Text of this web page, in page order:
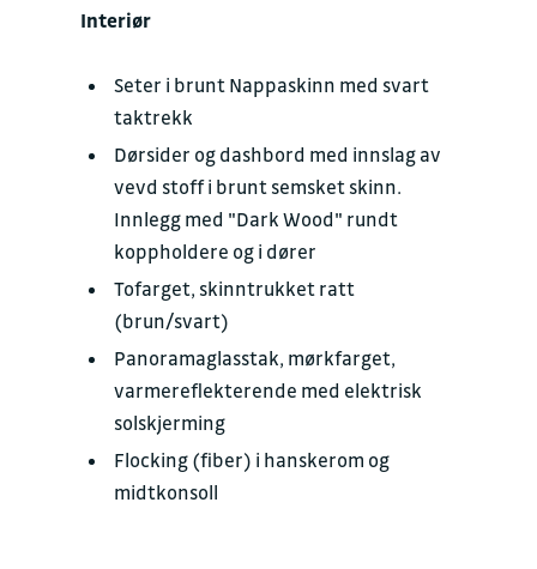
Interiør
Seter i brunt Nappaskinn med svart
taktrekk
Dørsider og dashbord med innslag av
vevd stoff i brunt semsket skinn.
Innlegg med "Dark Wood" rundt
koppholdere og i dører
Tofarget, skinntrukket ratt
(brun/svart)
Panoramaglasstak, mørkfarget,
varmereflekterende med elektrisk
solskjerming
Flocking (fiber) i hanskerom og
midtkonsoll